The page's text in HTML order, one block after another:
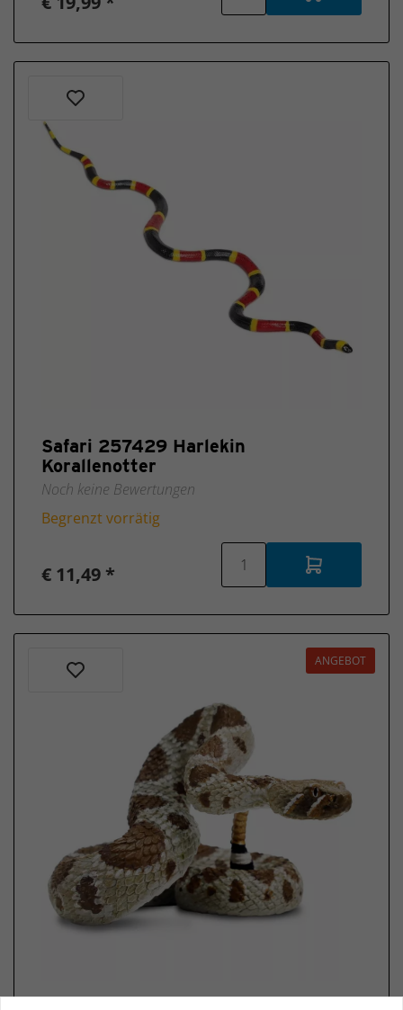
Safari 257429 Harlekin
Korallenotter
Noch keine Bewertungen
Begrenzt vorrätig
€ 11,49 *
ANGEBOT